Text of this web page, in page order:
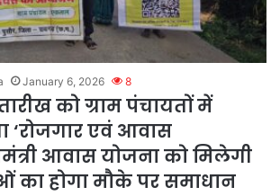
January 6, 2026 8
को ग्राम पंचायतों में
‘रोजगार एवं आवास
आवास योजना को मिलेगी
का होगा मौके पर समाधान